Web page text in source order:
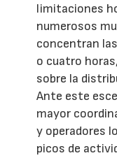
limitaciones
numerosos
concentran
o cuatro
sobre la
Ante este
mayor
y operadores
picos de